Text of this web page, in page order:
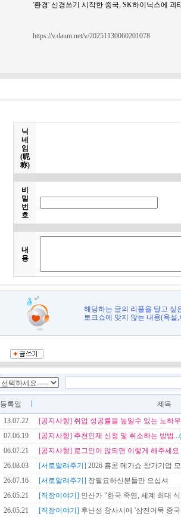
'환경' 신경쓰기 시작한 중국, SK하이닉스에 과
https://v.daum.net/v/20251130060201078
닉
네
임
(昵
称)
비
밀
번
호
내
용
해당하는 글의 리플을 달고 싶
토크쇼에 맞지 않는 내용(욕
등록일 제목
13.07.22
[공지사항] 취업 성공률을 높일수 있는 노하우
07.06.19
[공지사항] 추천인재 신청 및 취소하는 방법 ...
06.07.21
[공지사항] 로그인이 않되면 이렇게 해주세요
26.08.03
[서로알려주기] 2026 홍콩 메가쇼 참가기업
26.07.16
[서로알려주기] 장필요하신분들만 오십셔
26.05.21
[직장이야기] 인산가 "한국 죽염, 세계 최대
26.05.21
[직장이야기] 후난성 창사시에 '삼진어묵 중